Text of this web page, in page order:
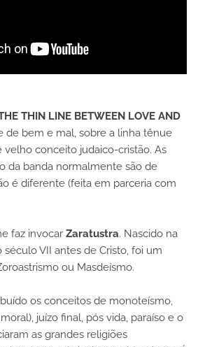
THIN LINE BETWEEN LOVE AND
de bem e mal, sobre a linha tênue
velho conceito judaico-cristão. As
da banda normalmente são de
é diferente (feita em parceria com
faz invocar Zaratustra. Nascido na
século VII antes de Cristo, foi um
ou Masdeísmo.
os conceitos de monoteísmo,
juízo final, pós vida, paraíso e o
as grandes religiões